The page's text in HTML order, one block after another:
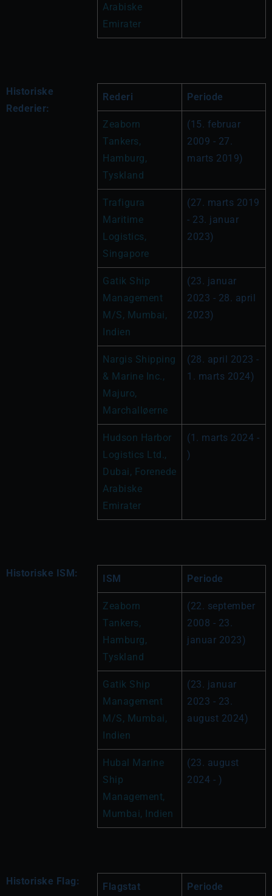
Arabiske
Emirater
Historiske
Rederier:
Rederi Periode
Zeaborn
Tankers,
Hamburg,
Tyskland
(15. februar
2009 - 27.
marts 2019)
Trafigura
Maritime
Logistics,
Singapore
(27. marts 2019
- 23. januar
2023)
Gatik Ship
Management
M/S, Mumbai,
Indien
(23. januar
2023 - 28. april
2023)
Nargis Shipping
& Marine Inc.,
Majuro,
Marchalløerne
(28. april 2023 -
1. marts 2024)
Hudson Harbor
Logistics Ltd.,
Dubai, Forenede
Arabiske
Emirater
(1. marts 2024 -
)
Historiske ISM: ISM Periode
Zeaborn
Tankers,
Hamburg,
Tyskland
(22. september
2008 - 23.
januar 2023)
Gatik Ship
Management
M/S, Mumbai,
Indien
(23. januar
2023 - 23.
august 2024)
Hubal Marine
Ship
Management,
Mumbai, Indien
(23. august
2024 - )
Historiske Flag: Flagstat Periode